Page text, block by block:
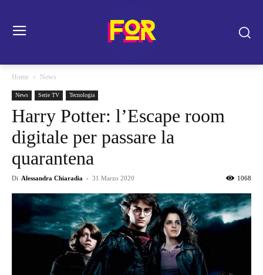
Home News
News Serie TV Tecnologia
Harry Potter: l’Escape room
digitale per passare la
quarantena
Di Alessandra Chiaradia - 31 Marzo 2020 1068